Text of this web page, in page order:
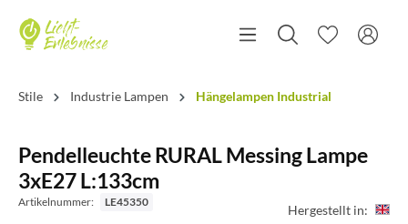
Stile Industrie Lampen Hängelampen Industrial
Pendelleuchte RURAL Messing Lampe
3xE27 L:133cm
Artikelnummer: LE45350 Hergestellt in: